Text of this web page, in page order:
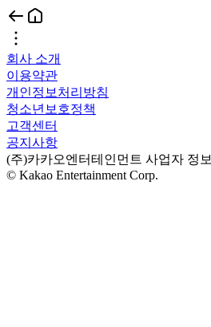
회사 소개
이용약관
개인정보처리방침
청소년보호정책
고객센터
공지사항
(주)카카오엔터테인먼트 사업자 정보
© Kakao Entertainment Corp.